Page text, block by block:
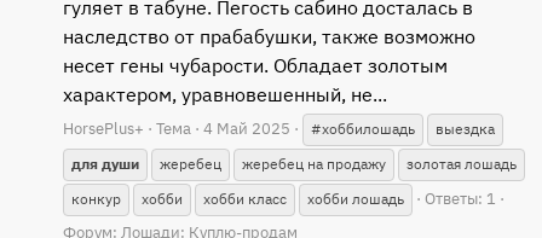
гуляет в табуне. Пегость сабино досталась в
наследство от прабабушки, также возможно
несет гены чубарости. Обладает золотым
характером, уравновешенный, не...
HorsePlus+ Тема 4 Май 2025 #хоббилошадь
выездка
для души жеребец жеребец на продажу
золотая лошадь
конкур
хобби хобби класс хобби лошадь
Ответы: 1
Форум: Лошади: Куплю-продам